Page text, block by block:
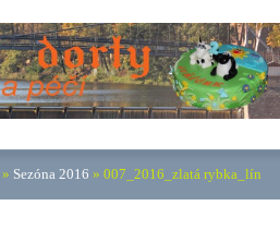
» Sezóna 2016 » 007_2016_zlatá rybka_lín